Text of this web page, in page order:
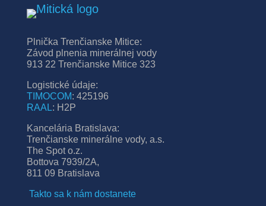
Plnička Trenčianske Mitice:
Závod plnenia minerálnej vody
913 22 Trenčianske Mitice 323
Logistické údaje:
TIMOCOM: 425196
RAAL: H2P
Kancelária Bratislava:
Trenčianske minerálne vody, a.s.
The Spot o.z.
Bottova 7939/2A,
811 09 Bratislava
Takto sa k nám dostanete